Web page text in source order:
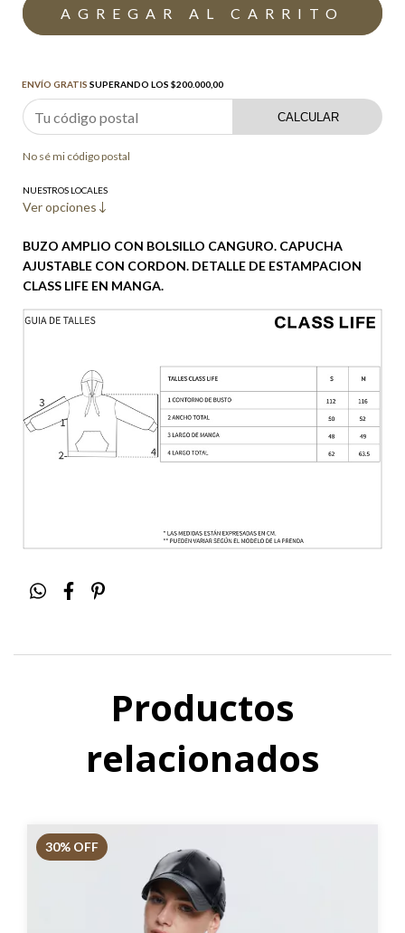
ENVÍO GRATIS SUPERANDO LOS $200.000,00
CALCULAR
No sé mi código postal
NUESTROS LOCALES
Ver opciones
BUZO AMPLIO CON BOLSILLO CANGURO. CAPUCHA
AJUSTABLE CON CORDON. DETALLE DE ESTAMPACION
CLASS LIFE EN MANGA.
Productos
relacionados
30% OFF